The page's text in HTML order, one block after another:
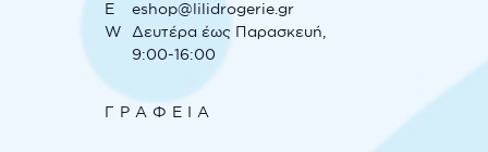
E
eshop@lilidrogerie.gr
W
Δευτέρα έως Παρασκευή,
9:00-16:00
ΓΡΑΦΕΊΑ